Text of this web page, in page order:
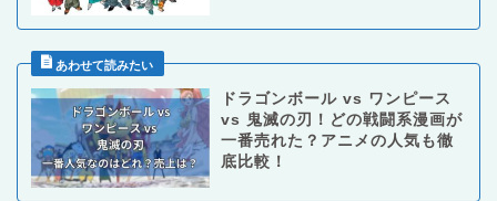
ドラゴンボール vs ワンピース
vs 鬼滅の刃！どの戦闘系漫画が
一番売れた？アニメの人気も徹
底比較！